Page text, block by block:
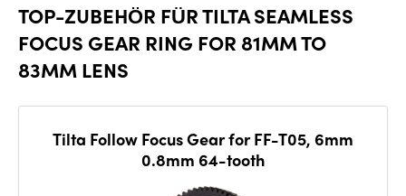
TOP-ZUBEHÖR FÜR TILTA SEAMLESS
FOCUS GEAR RING FOR 81MM TO
83MM LENS
Tilta Follow Focus Gear for FF-T05, 6mm
0.8mm 64-tooth